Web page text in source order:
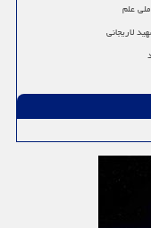
علم
لاریجانی